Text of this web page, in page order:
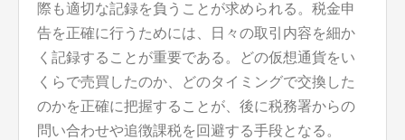
際も適切な記録を負うことが求められる。税金申
告を正確に行うためには、日々の取引内容を細か
く記録することが重要である。どの仮想通貨をい
くらで売買したのか、どのタイミングで交換した
のかを正確に把握することが、後に税務署からの
問い合わせや追徴課税を回避する手段となる。